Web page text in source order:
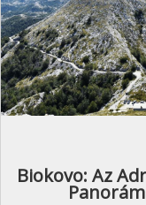
Biokovo: Az